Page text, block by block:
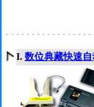
I. 数位典藏快速自